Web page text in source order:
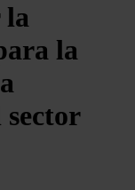
la
la
sector